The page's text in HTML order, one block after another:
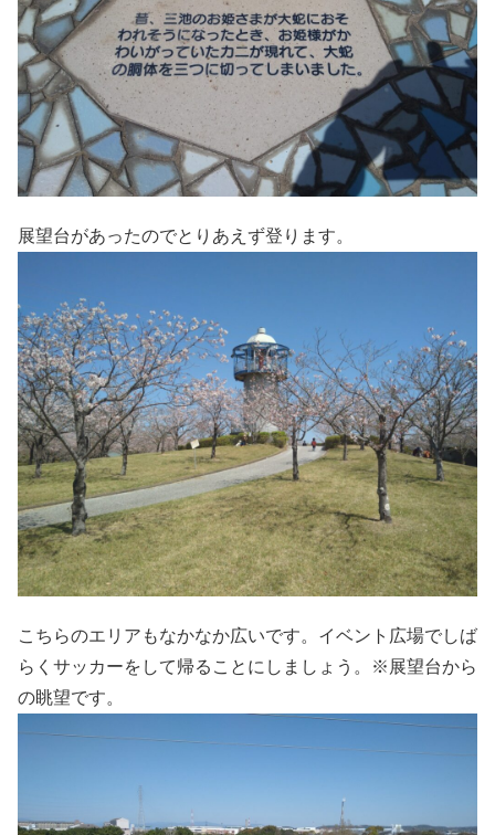
展望台があったのでとりあえず登ります。
こちらのエリアもなかなか広いです。イベント広場でしば
らくサッカーをして帰ることにしましょう。※展望台から
の眺望です。